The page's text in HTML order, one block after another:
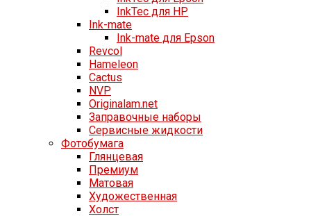
InkTec для HP
Ink-mate
Ink-mate для Epson
Revcol
Hameleon
Cactus
NVP
Originalam.net
Заправочные наборы
Сервисные жидкости
Фотобумага
Глянцевая
Премиум
Матовая
Художественная
Холст